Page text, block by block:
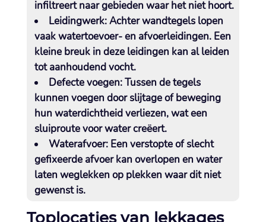
infiltreert naar gebieden waar het niet hoort.​
Leidingwerk: Achter wandtegels lopen
vaak watertoevoer- en afvoerleidingen.​ Een
kleine breuk in deze leidingen kan al leiden
tot aanhoudend vocht.​
Defecte voegen: Tussen de tegels
kunnen voegen door slijtage of beweging
hun waterdichtheid verliezen, wat een
sluiproute voor water creëert.​
Waterafvoer: Een verstopte of slecht
gefixeerde afvoer kan overlopen en water
laten weglekken op plekken waar dit niet
gewenst is.​
Toplocaties van lekkages